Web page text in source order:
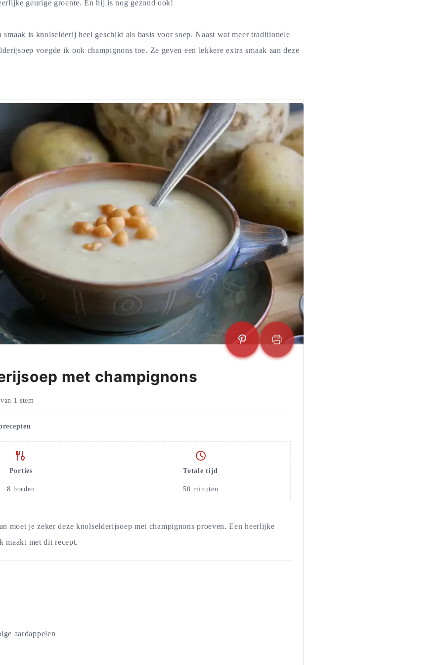
geurige groente. En hij is nog gezond ook!
is knolselderij heel geschikt als basis voor soep. Naast wat meer traditionele
voegde ik ook champignons toe. Ze geven een lekkere extra smaak aan deze
met champignons
1 stem
Porties
8 borden
Totale tijd
50 minuten
moet je zeker deze knolselderijsoep met champignons proeven. Een heerlijke
maakt met dit recept.
aardappelen